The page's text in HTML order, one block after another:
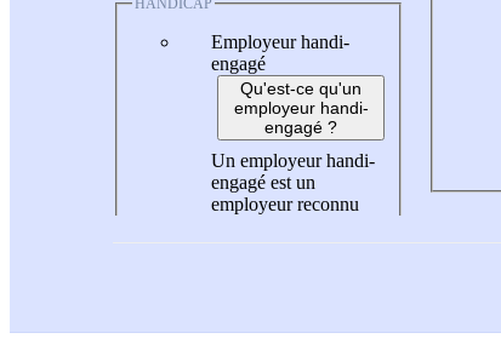
HANDICAP
Employeur handi-
engagé
Qu'est-ce qu'un
employeur handi-
engagé ?
Un employeur handi-
engagé est un
employeur reconnu